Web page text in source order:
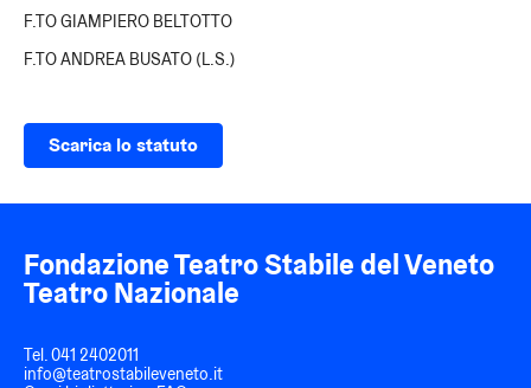
F.TO GIAMPIERO BELTOTTO
F.TO ANDREA BUSATO (L.S.)
Scarica lo statuto
Fondazione Teatro Stabile del Veneto
Teatro Nazionale
Tel.041 2402011
info@teatrostabileveneto.it